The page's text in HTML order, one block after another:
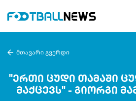
მთავარი გვერდი
"ერთი ცუდი თამაში
მაქცევს" - გიორგი